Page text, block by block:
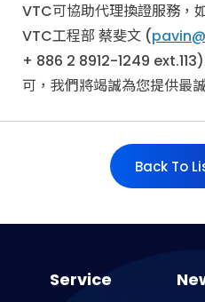
VTC可協助代理換證服務，
VTC工程部 蔡斐文 (
+ 886 2 8912-1249
可，我們將竭誠為您提供最
Back To
Service